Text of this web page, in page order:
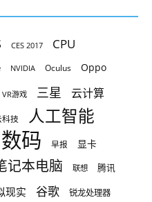
CES 2017 CPU
NVIDIA Oculus Oppo
VR游戏 三星 云计算
技 人工智能
数码 早报 显卡
记本电脑 联想 腾讯
现实 谷歌 锐龙处理器